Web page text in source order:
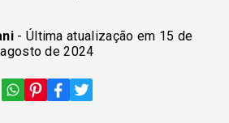
- Última atualização em 15 de
agosto de 2024